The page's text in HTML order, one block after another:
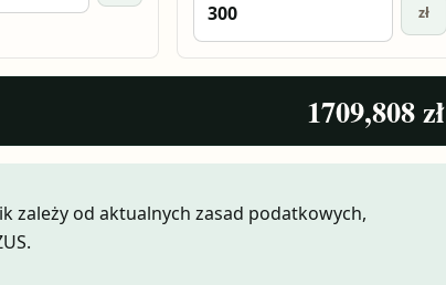
zł
1709,808 zł
zależy od aktualnych zasad podatkowych,